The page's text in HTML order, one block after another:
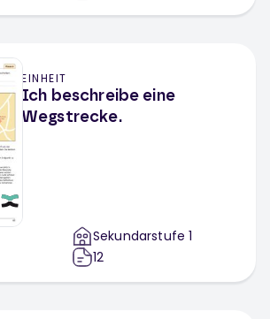
EINHEIT
Ich beschreibe eine
Wegstrecke.
Sekundarstufe 1
12